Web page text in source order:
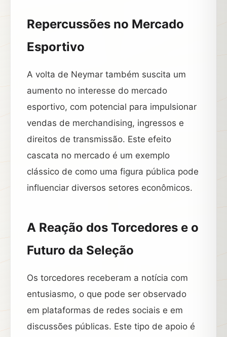
Repercussões no Mercado
Esportivo
A volta de Neymar também suscita um
aumento no interesse do mercado
esportivo, com potencial para impulsionar
vendas de merchandising, ingressos e
direitos de transmissão. Este efeito
cascata no mercado é um exemplo
clássico de como uma figura pública pode
influenciar diversos setores econômicos.
A Reação dos Torcedores e o
Futuro da Seleção
Os torcedores receberam a notícia com
entusiasmo, o que pode ser observado
em plataformas de redes sociais e em
discussões públicas. Este tipo de apoio é